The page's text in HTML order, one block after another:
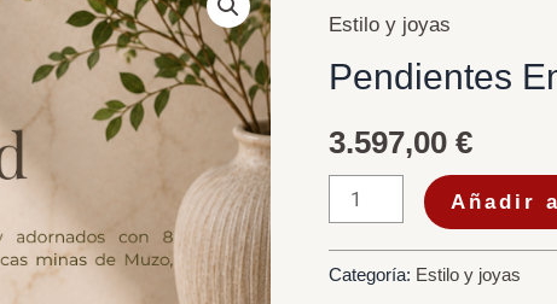
Estilo y joyas
Pendientes
3.597,00 €
Emerald
Añadir
Categoría: Estilo y joyas